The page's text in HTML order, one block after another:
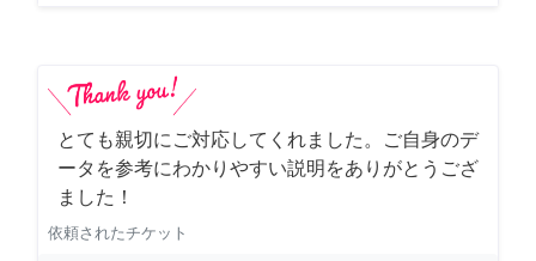
とても親切にご対応してくれました。ご自身のデ
ータを参考にわかりやすい説明をありがとうござ
ました！
依頼されたチケット